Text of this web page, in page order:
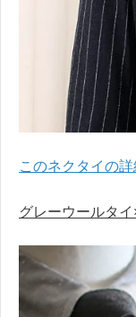
このネクタイの
グレーウールタ